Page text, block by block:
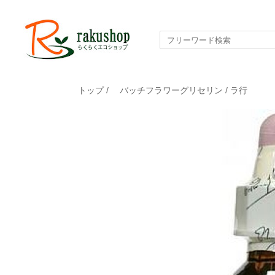
トップ/ バッチフラワーグリセリン / ラ行